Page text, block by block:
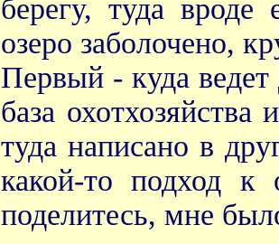
берегу, туда
озеро заболочено,
Первый - куда
база
туда написано в
какой-то подход к
поделитесь, мне